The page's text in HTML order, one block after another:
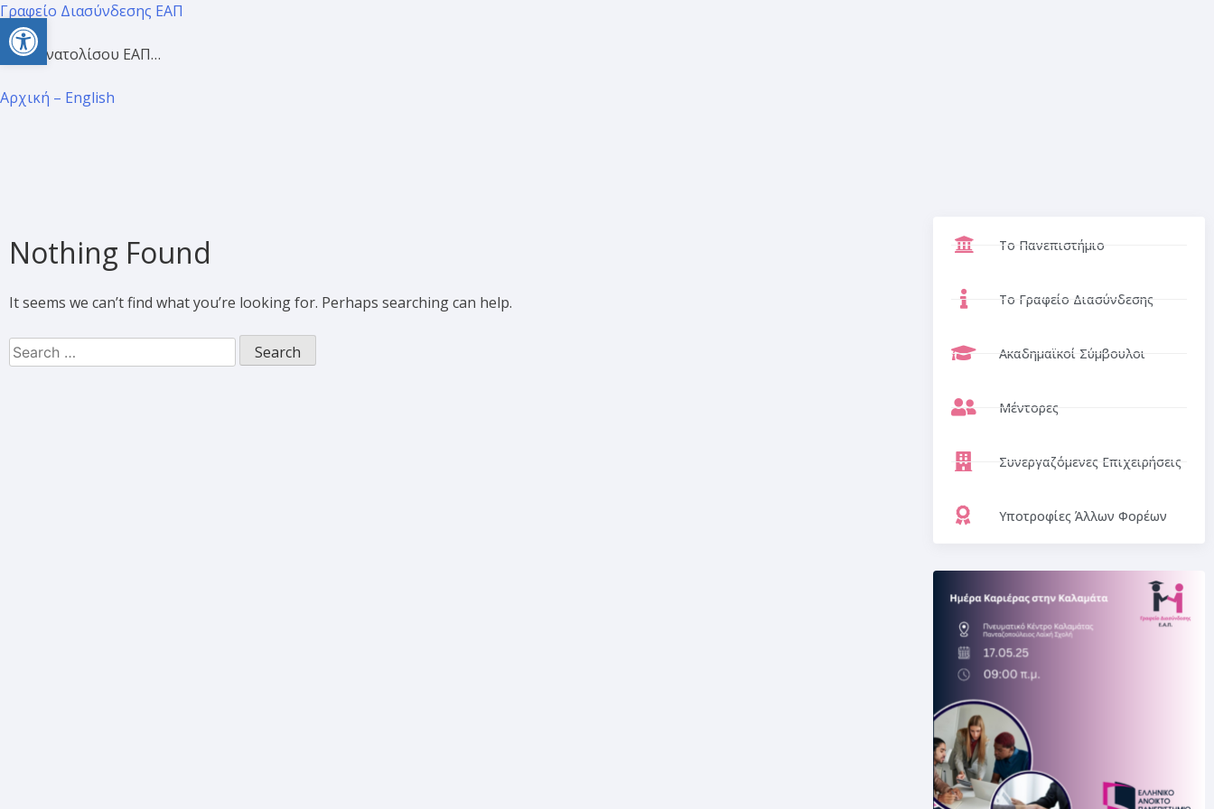
Open toolbar
Γραφείο Διασύνδεσης ΕΑΠ
Προσανατολίσου ΕΑΠ…
Αρχική – English
Nothing Found
It seems we can’t find what you’re looking for. Perhaps searching can help.
Το Πανεπιστήμιο
Το Γραφείο Διασύνδεσης
Ακαδημαϊκοί Σύμβουλοι
Μέντορες
Συνεργαζόμενες Επιχειρήσεις
Υποτροφίες Άλλων Φορέων